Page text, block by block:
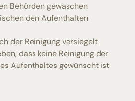
Behörden gewaschen
den Aufenthalten
der Reinigung versiegelt
dass keine Reinigung der
Aufenthaltes gewünscht ist